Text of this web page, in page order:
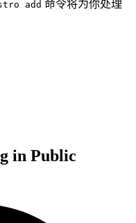
add 命令将为你处理
in Public